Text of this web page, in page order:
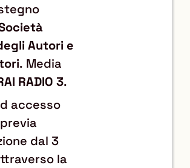
Autori e
. Media
RADIO 3.
accesso
dal 3
la